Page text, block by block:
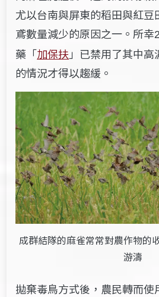
尤以台南與屏東的稻田與紅豆
鳶數量減少的原因之一。所幸
藥「加保扶 」已禁用了其中
的情況才得以趨緩。
成群結隊的麻雀常常對農作物的
游濤
拋棄毒鳥方式後，農民轉而使